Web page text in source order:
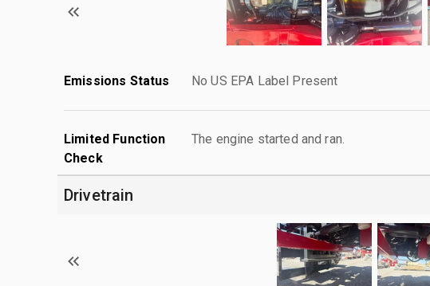
Emissions Status No US EPA Label Present
Limited Function
Check
The engine started and ran.
Drivetrain